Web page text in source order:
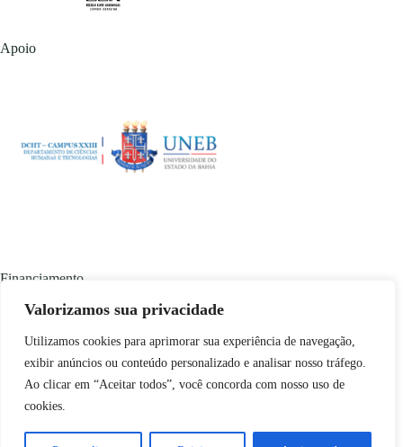
Valorizamos sua privacidade
Utilizamos cookies para aprimorar sua experiência de navegação,
exibir anúncios ou conteúdo personalizado e analisar nosso tráfego.
Ao clicar em “Aceitar todos”, você concorda com nosso uso de
cookies.
Apoio
Financiamento
Conteúdo disponível emcopyleft🄯 através da licença